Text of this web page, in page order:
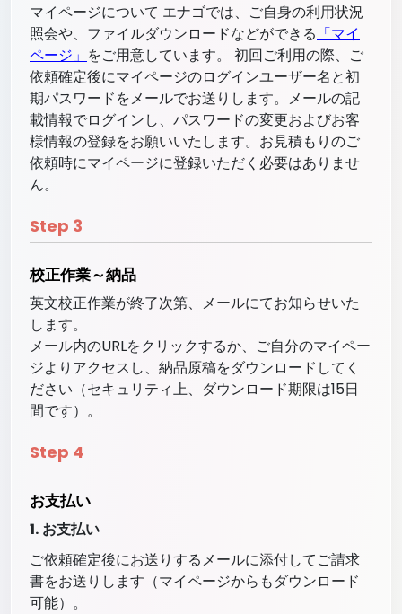
マイページについて エナゴでは、ご自身の利用状況
照会や、ファイルダウンロードなどができる 「マイ
ページ」 をご用意しています。 初回ご利用の際、ご
依頼確定後にマイページのログインユーザー名と初
期パスワードをメールでお送りします。メールの記
載情報でログインし、パスワードの変更およびお客
様情報の登録をお願いいたします。お見積もりのご
依頼時にマイページに登録いただく必要はありませ
ん。
Step 3
校正作業～納品
英文校正作業が終了次第、メールにてお知らせいた
します。
メール内のURLをクリックするか、ご自分のマイペー
ジよりアクセスし、納品原稿をダウンロードしてく
ださい（セキュリティ上、ダウンロード期限は15日
間です）。
Step 4
お支払い
1. お支払い
ご依頼確定後にお送りするメールに添付してご請求
書をお送りします（マイページからもダウンロード
可能）。